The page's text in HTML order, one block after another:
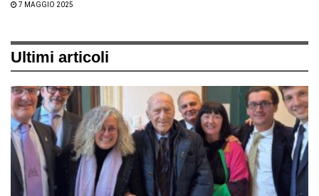
7 MAGGIO 2025
Ultimi articoli